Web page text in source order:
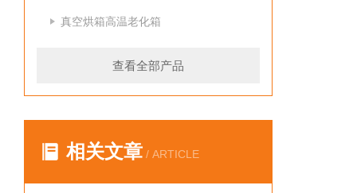
真空烘箱高温老化箱
查看全部产品
相关文章 / ARTICLE